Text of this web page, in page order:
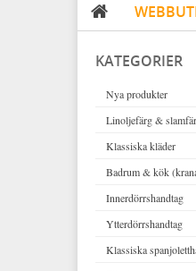
KATEGORIER
Nya produkter
Linoljefärg &
Linoljefärger
Vita kulörer
Grå kulörer
Gula kulörer
Röda kulörer
Matta linoljefärger
Falu rödfärg
Konstnärsfärger
Vitt
Lack, lasyrer,
Klassiska kläder
Resistant Work
Storvästar
Västar
Byxor
Badrum & kök
Köksblandare
Tvättställsblandare
Badkarsblandare
Innerdörrshandtag
Dörrhandtag
Dörrhandtag
Ytterdörrshandtag
Handtag ytterdörr
Klassiska